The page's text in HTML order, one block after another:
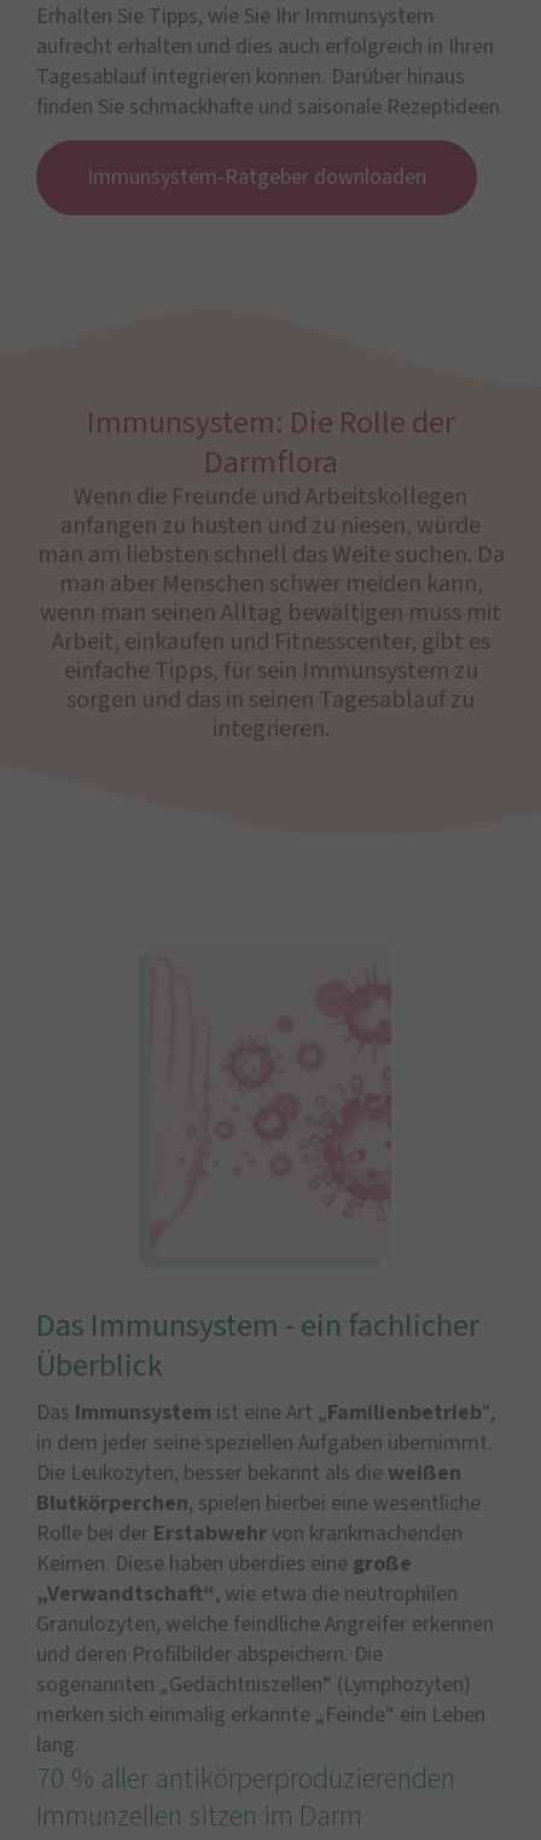
Erhalten Sie Tipps, wie Sie Ihr Immunsystem
aufrecht erhalten und dies auch erfolgreich in Ihren
Tagesablauf integrieren können. Darüber hinaus
finden Sie schmackhafte und saisonale Rezeptideen.
Immunsystem-Ratgeber downloaden
Immunsystem: Die Rolle der
Darmflora
Wenn die Freunde und Arbeitskollegen
anfangen zu husten und zu niesen, würde
man am liebsten schnell das Weite suchen. Da
man aber Menschen schwer meiden kann,
wenn man seinen Alltag bewältigen muss mit
Arbeit, einkaufen und Fitnesscenter, gibt es
einfache Tipps, für sein Immunsystem zu
sorgen und das in seinen Tagesablauf zu
integrieren.
Das Immunsystem - ein fachlicher
Überblick
Das Immunsystem ist eine Art „Familienbetrieb“,
in dem jeder seine speziellen Aufgaben übernimmt.
Die Leukozyten, besser bekannt als die weißen
Blutkörperchen, spielen hierbei eine wesentliche
Rolle bei der Erstabwehr von krankmachenden
Keimen. Diese haben überdies eine große
„Verwandtschaft“, wie etwa die neutrophilen
Granulozyten, welche feindliche Angreifer erkennen
und deren Profilbilder abspeichern. Die
sogenannten „Gedächtniszellen“ (Lymphozyten)
merken sich einmalig erkannte „Feinde“ ein Leben
lang.
70 % aller antikörperproduzierenden
Immunzellen sitzen im Darm